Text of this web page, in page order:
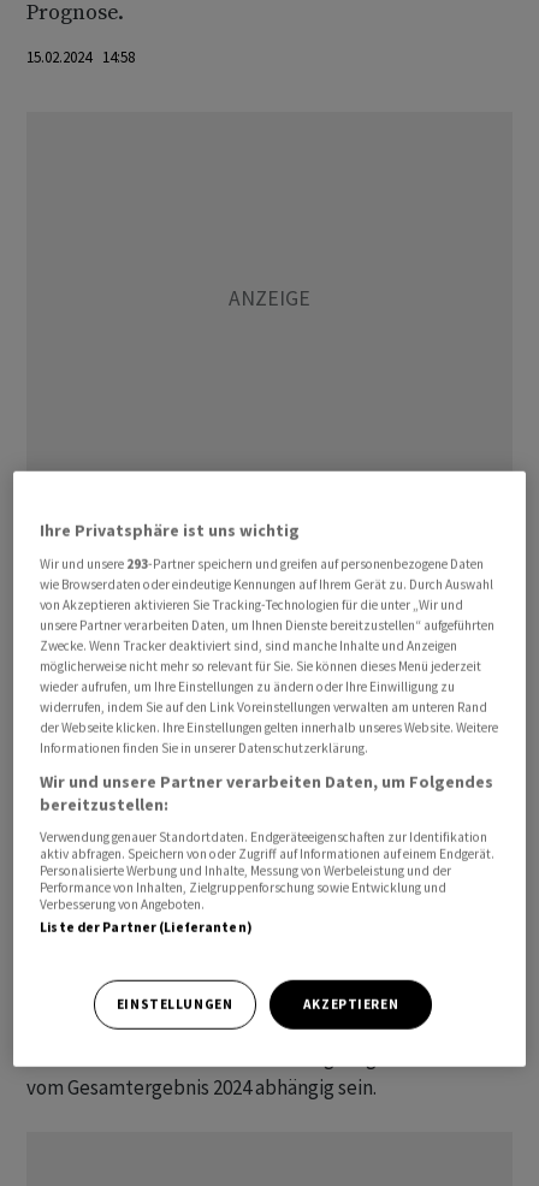
Prognose.
15.02.2024 14:58
In einer Mitteilung sprach das Unternehmen von einem
«aussergewöhnlichen Jahresergebnis». Vorstandschef
Michael Lewis erklärte: «Der Konzern ist heute finanziell
sehr solide aufgestellt.» Endgültige Zahlen will Uniper
am 28. Februar veröffentlichen.
Uniper habe von einem vorteilhaften Marktumfeld
insbesondere durch Sicherungsgeschäfte im Bereich der
Stromerzeugung aus Kohle- und Gaskraftwerken sowie
im Gashandel profitiert, hiess es. Auch Termingeschäfte
zur Absicherung von Gaslieferverpflichtungen seien
erfolgreich verlaufen.
Das 2022 mit Milliardenhilfen gerettete Unternehmen
will im Konzernabschluss 2023 eine Rückstellung von 2,3
wahrscheinlichen Zahlungsverpflichtung gegenüber
Deutschland im Zusammenhang mit den gewährten
vom Gesamtergebnis 2024 abhängig sein.
Ihre Privatsphäre ist uns wichtig
Wir und unsere 293-Partner speichern und greifen auf personenbezogene Daten
wie Browserdaten oder eindeutige Kennungen auf Ihrem Gerät zu. Durch Auswahl
von Akzeptieren aktivieren Sie Tracking-Technologien für die unter „Wir und
unsere Partner verarbeiten Daten, um Ihnen Dienste bereitzustellen“ aufgeführten
Zwecke. Wenn Tracker deaktiviert sind, sind manche Inhalte und Anzeigen
möglicherweise nicht mehr so relevant für Sie. Sie können dieses Menü jederzeit
wieder aufrufen, um Ihre Einstellungen zu ändern oder Ihre Einwilligung zu
widerrufen, indem Sie auf den Link Voreinstellungen verwalten am unteren Rand
der Webseite klicken. Ihre Einstellungen gelten innerhalb unseres Website. Weitere
Informationen finden Sie in unserer Datenschutzerklärung.
Wir und unsere Partner verarbeiten Daten, um Folgendes
bereitzustellen:
Verwendung genauer Standortdaten. Endgeräteeigenschaften zur Identifikation
aktiv abfragen. Speichern von oder Zugriff auf Informationen auf einem Endgerät.
Personalisierte Werbung und Inhalte, Messung von Werbeleistung und der
Performance von Inhalten, Zielgruppenforschung sowie Entwicklung und
Verbesserung von Angeboten.
Liste der Partner (Lieferanten)
EINSTELLUNGEN AKZEPTIEREN